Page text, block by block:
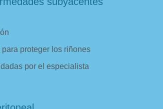
proteger los riñones
por el especialista